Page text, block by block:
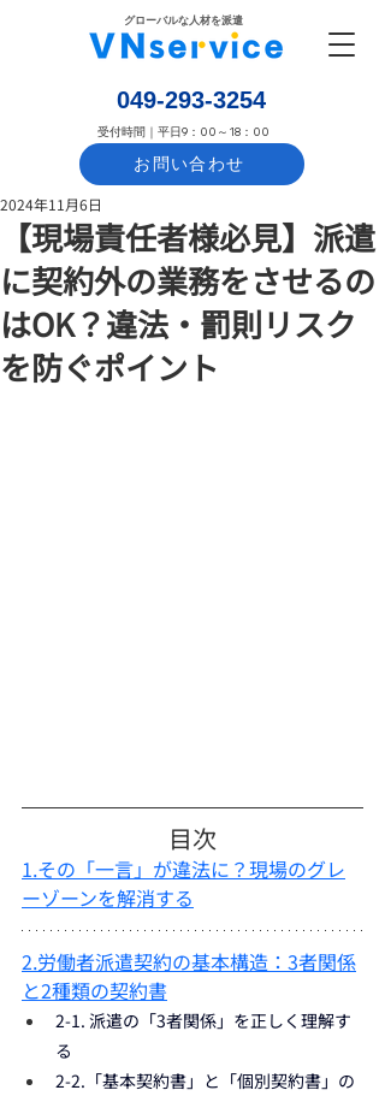
​グローバルな人材を派遣
お問い合わせ
​049-293-3254
​受付時間｜平日9：00～18：00
【現場責任者様必見】派遣
に契約外の業務をさせるの
はOK？違法・罰則リスク
を防ぐポイント
2024年11月6日
目次
1.その「一言」が違法に？現場のグレ
ーゾーンを解消する
2.労働者派遣契約の基本構造：3者関係
と2種類の契約書
2-1. 派遣の「3者関係」を正しく理解す
る
2-2.「基本契約書」と「個別契約書」の